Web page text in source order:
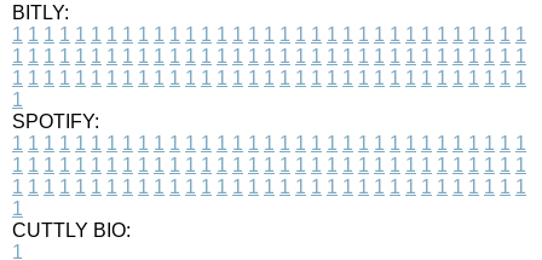
BITLY:
1 1 1 1 1 1 1 1 1 1 1 1 1 1 1 1 1 1 1 1 1 1 1 1 1 1 1 1 1 1 1 1 1
1 1 1 1 1 1 1 1 1 1 1 1 1 1 1 1 1 1 1 1 1 1 1 1 1 1 1 1 1 1 1 1 1
1 1 1 1 1 1 1 1 1 1 1 1 1 1 1 1 1 1 1 1 1 1 1 1 1 1 1 1 1 1 1 1 1
1
SPOTIFY:
1 1 1 1 1 1 1 1 1 1 1 1 1 1 1 1 1 1 1 1 1 1 1 1 1 1 1 1 1 1 1 1 1
1 1 1 1 1 1 1 1 1 1 1 1 1 1 1 1 1 1 1 1 1 1 1 1 1 1 1 1 1 1 1 1 1
1 1 1 1 1 1 1 1 1 1 1 1 1 1 1 1 1 1 1 1 1 1 1 1 1 1 1 1 1 1 1 1 1
1
CUTTLY BIO:
1